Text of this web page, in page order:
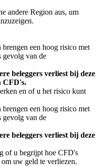
andere Region aus, um
een hoog risico met
gevolg van de
beleggers verliest bij deze
CFD's.
en of u het risico kunt
een hoog risico met
gevolg van de
beleggers verliest bij deze
of u begrijpt hoe CFD's
uw geld te verliezen.